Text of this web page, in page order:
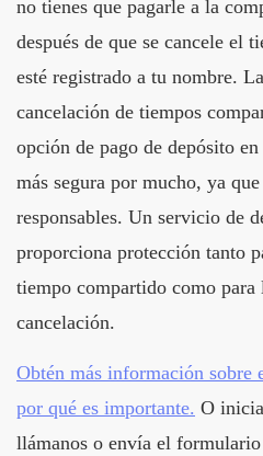
no tienes que pagarle a la
después de que se cancele el
esté registrado a tu nombre.
cancelación de tiempos
opción de pago de depósito
más segura por mucho, ya
responsables. Un servicio de
proporciona protección tanto
tiempo compartido como para
cancelación.
Obtén más información sobre
por qué es importante. O
llámanos o envía el